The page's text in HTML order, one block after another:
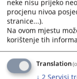
the
question
mark
key
get
the
23.02.2023.
Plan javnih nabavki
godinu
19.04.2022.
Plan javnih nabavki
godinu
neke nisu prijeko
procjenu nivoa
stranice...).
Na ovom mjestu
korištenje tih
Translation
↓ 2 Servisi